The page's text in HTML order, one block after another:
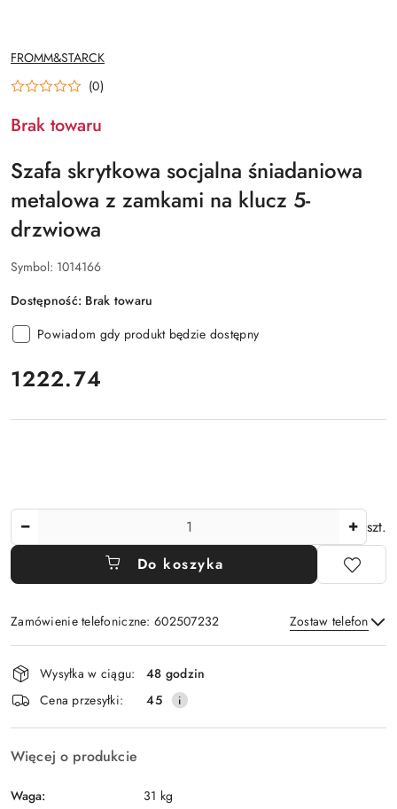
NAZWA
PRODUCENTA:
FROMM&STARCK
(0)
Brak towaru
Szafa skrytkowa socjalna śniadaniowa
metalowa z zamkami na klucz 5-
drzwiowa
Symbol: 1014166
Dostępność: Brak towaru
Powiadom gdy produkt będzie dostępny
cena:
1222.74
szt.
Do koszyka
Zamówienie telefoniczne: 602507232 Zostaw telefon
Wyślij
Dostępność
i
dostawa
Wysyłka w ciągu:
48 godzin
Cena przesyłki:
45
Więcej o produkcie
Waga: 31 kg